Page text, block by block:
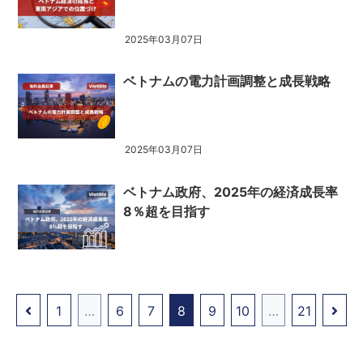
2025年03月07日
ベトナムの電力計画調整と成長戦略
2025年03月07日
ベトナム政府、2025年の経済成長率
8％超を目指す
1 … 6 7 8 9 10 … 21